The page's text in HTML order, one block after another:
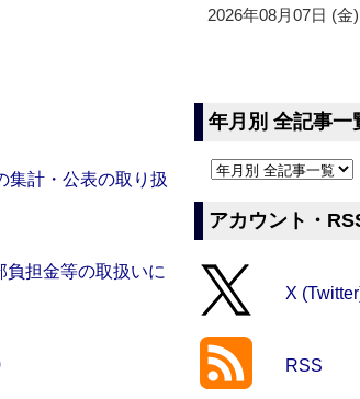
集計・公表の取り扱
担金等の取扱いに
2026年08月07日 (金)
年月別 全記事一
アカウント・
X
RSS